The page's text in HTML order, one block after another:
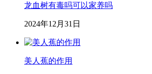
龙血树有毒吗可以家养吗
2024年12月31日
美人蕉的作用